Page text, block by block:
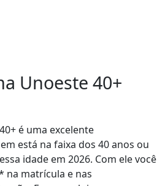
Unoeste 40+
é uma excelente
está na faixa dos 40 anos ou
idade em 2026. Com ele você
na matrícula e nas